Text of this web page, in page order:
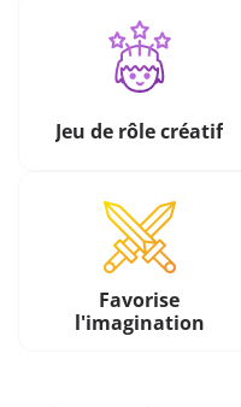
Jeu de rôle créatif
Favorise
l'imagination